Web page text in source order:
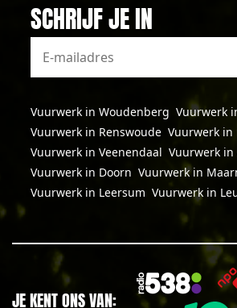
SCHRIJF JE IN
Vuurwerk in Woudenberg Vuurwerk
Vuurwerk in Renswoude Vuurwerk in
Vuurwerk in Veenendaal Vuurwerk
Vuurwerk in Doorn Vuurwerk in
Vuurwerk in Leersum Vuurwerk in
JE KENT ONS VAN: